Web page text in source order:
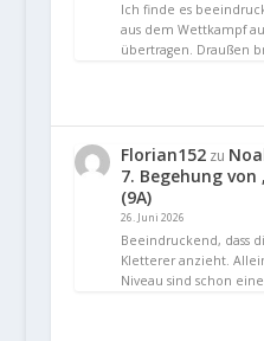
Ich finde es
aus dem Wettkampf
übertragen. Draußen
Florian152zu
7. Begehung von
(9A)
26. Juni 2026
Beeindruckend, dass
Kletterer anzieht.
Niveau sind schon